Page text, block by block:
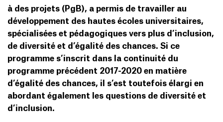
à des projets (PgB), a permis de travailler au
développement des hautes écoles universitaires,
spécialisées et pédagogiques vers plus d’inclusion,
de diversité et d’égalité des chances. Si ce
programme s’inscrit dans la continuité du
programme précédent 2017-2020 en matière
d’égalité des chances, il s’est toutefois élargi en
abordant également les questions de diversité et
d’inclusion.